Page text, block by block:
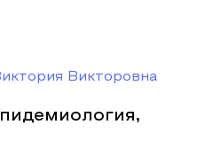
Викторовна